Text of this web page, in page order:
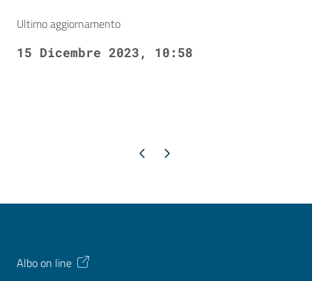
Ultimo aggiornamento
15 Dicembre 2023, 10:58
Pagina precedente
Pagina successiva
Albo on line